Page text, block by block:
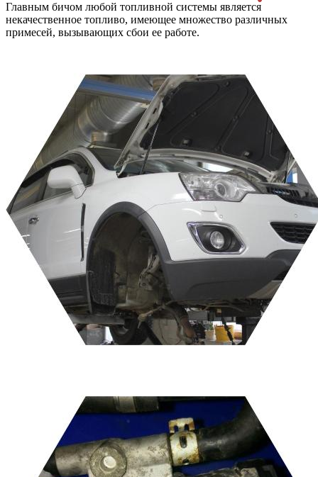
Главным бичом любой топливной системы является
некачественное топливо, имеющее множество различных
примесей, вызывающих сбои ее работе.